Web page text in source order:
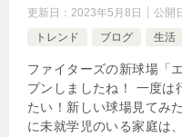
更新日： 2023年5月8日 公開
トレンド
ブログ 生活
ファイターズの新球場「
プンしましたね！ 一度は
たい！新しい球場見てみ
に未就学児のいる家庭は